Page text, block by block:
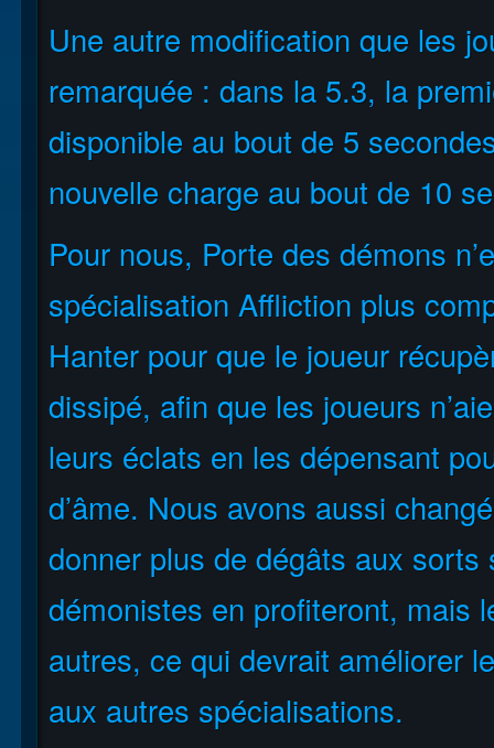
Une autre modification que les
remarquée : dans la 5.3, la
disponible au bout de 5
nouvelle charge au bout de 10
Pour nous, Porte des démons
spécialisation Affliction plus
Hanter pour que le joueur
dissipé, afin que les joueurs
leurs éclats en les dépensant
d’âme. Nous avons aussi
donner plus de dégâts aux sorts
démonistes en profiteront, mais
autres, ce qui devrait améliorer
aux autres spécialisations.